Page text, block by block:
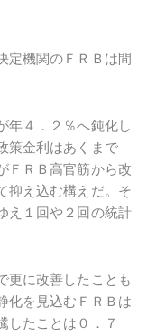
定機関のＦＲＢは間
年４．２％へ鈍化し
策金利はあくまで
ＦＲＢ高官筋から改
抑え込む構えだ。そ
え１回や２回の統計
更に改善したことも
化を見込むＦＲＢは
したことは０．７